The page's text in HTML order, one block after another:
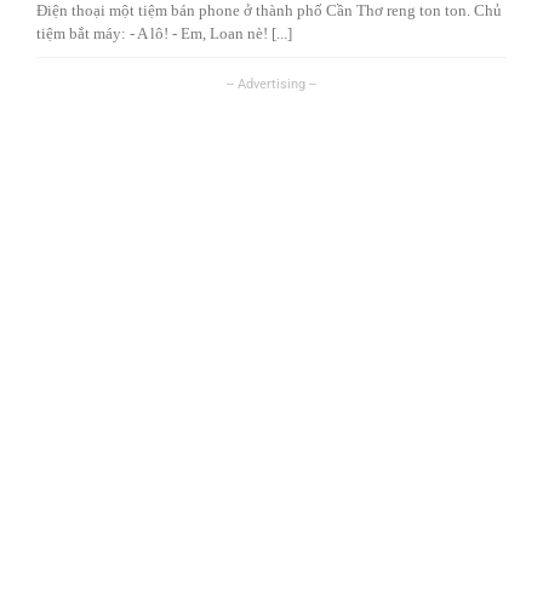
Điện thoại một tiệm bán phone ở thành phố Cần Thơ reng ton ton. Chủ
tiệm bắt máy: - A lô! - Em, Loan nè! [...]